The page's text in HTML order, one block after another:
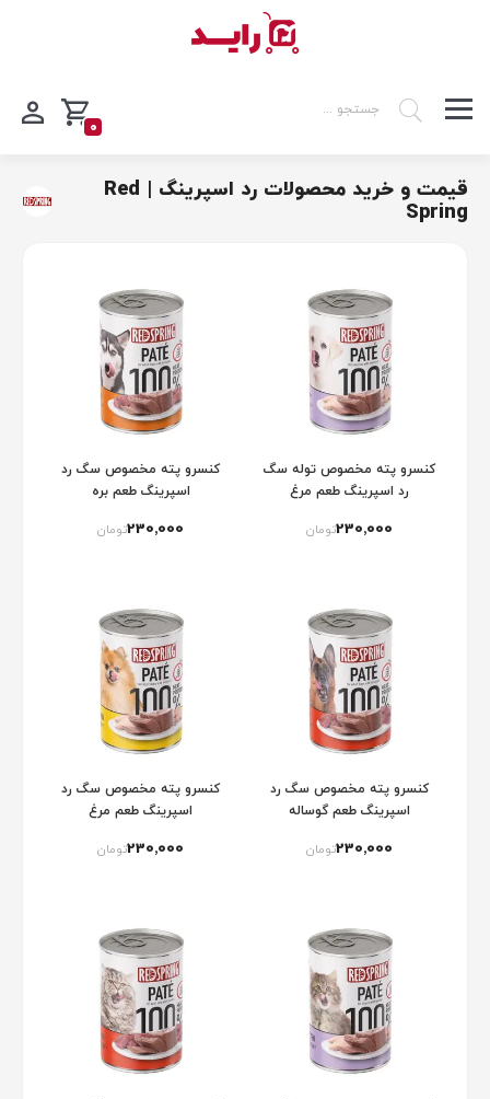
0
قیمت و خرید محصولات رد اسپرینگ | Red
Spring
کنسرو پته مخصوص توله سگ
رد اسپرینگ طعم مرغ
230٬000تومان
کنسرو پته مخصوص سگ رد
اسپرینگ طعم بره
230٬000تومان
کنسرو پته مخصوص سگ رد
اسپرینگ طعم گوساله
230٬000تومان
کنسرو پته مخصوص سگ رد
اسپرینگ طعم مرغ
230٬000تومان